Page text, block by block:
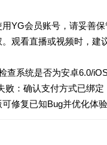
YG会员账号，请妥善
观看直播或视频时，建
查系统是否为安卓6.0/
：确认支付方式已绑
修复已知Bug并优化体验